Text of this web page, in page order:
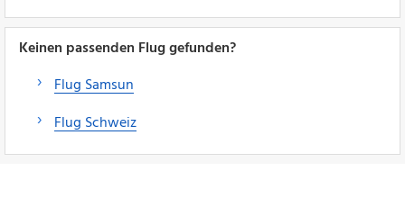
Keinen passenden Flug gefunden?
Flug Samsun
Flug Schweiz